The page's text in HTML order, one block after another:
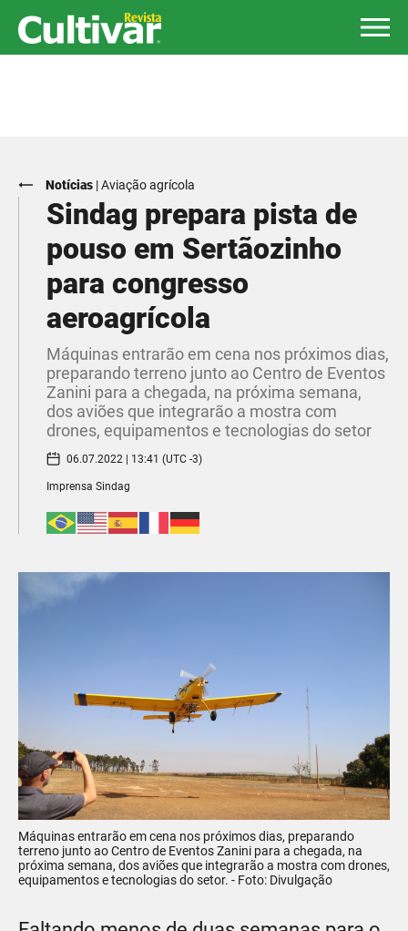
Notícias |Aviação agrícola
Sindag prepara pista de
pouso em Sertãozinho
para congresso
aeroagrícola
Máquinas entrarão em cena nos próximos dias,
preparando terreno junto ao Centro de Eventos
Zanini para a chegada, na próxima semana,
dos aviões que integrarão a mostra com
drones, equipamentos e tecnologias do setor
06.07.2022 | 13:41 (UTC -3)
Imprensa Sindag
Máquinas entrarão em cena nos próximos dias, preparando
terreno junto ao Centro de Eventos Zanini para a chegada, na
próxima semana, dos aviões que integrarão a mostra com drones,
equipamentos e tecnologias do setor. - Foto: Divulgação